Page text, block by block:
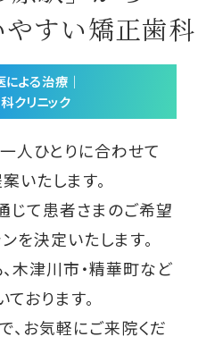
すい矯正歯科
よる治療｜
クリニック
人ひとりに合わせて
いたします。
じて患者さまのご希望
を決定いたします。
木津川市・精華町など
おります。
、お気軽にご来院くだ